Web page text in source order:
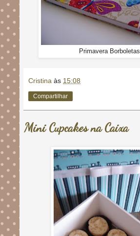
Primavera Borboletas
Cristina às 15:08
Compartilhar
Mini Cupcakes na Caixa